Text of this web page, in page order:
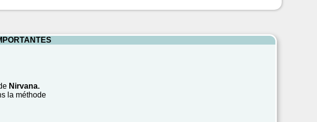
Nirvana.
la méthode